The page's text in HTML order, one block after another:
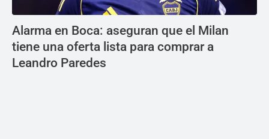
Alarma en Boca: aseguran que el Milan
tiene una oferta lista para comprar a
Leandro Paredes